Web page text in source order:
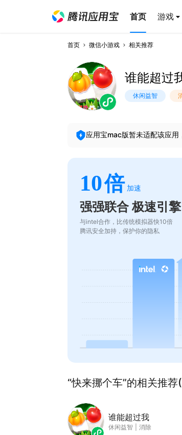
首页 游戏
首页 微信小游戏 相关推荐
谁能超过
休闲益智
应用宝mac版暂未适配该应
10倍 加速
强强联合 极速引擎
与intel合作，比传统模拟器快10倍
腾讯安全加持，保护你的隐私
“快来挪个车”的相关推荐
谁能超过我
休闲益智 消除